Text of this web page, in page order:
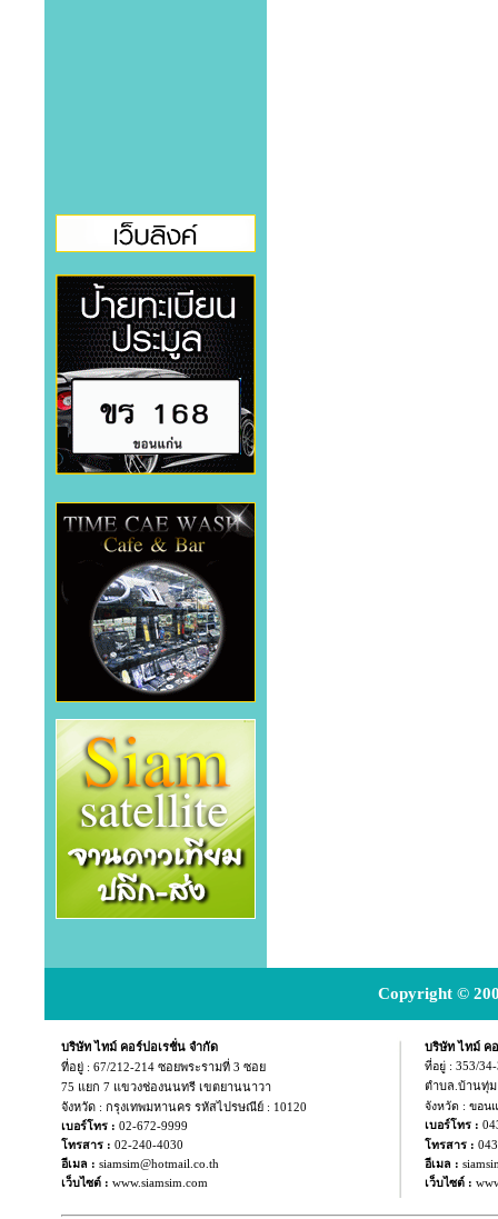
Copyright ©
บริษัท ไทม์ คอร์ปอเรชั่น จำกัด
ที่อยู่ : 67/212-214 ซอยพระรามที่ 3 ซอย
75 แยก 7 แขวงช่องนนทรี เขตยานนาวา
จังหวัด : กรุงเทพมหานคร รหัสไปรษณีย์ : 10120
เบอร์โทร : 02-672-9999
โทรสาร : 02-240-4030
อีเมล : siamsim@hotmail.co.th
เว็บไซต์ : www.siamsim.com
บริษัท ไทม์ ค
ที่อยู่ : 353/
ตำบล.บ้านทุ่
จังหวัด : ขอน
เบอร์โทร :
โทรสาร :
อีเมล :
เว็บไซต์ :